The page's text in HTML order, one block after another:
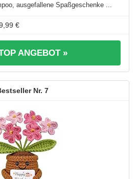
ausgefallene Spaßgeschenke ...
€
ANGEBOT »
7